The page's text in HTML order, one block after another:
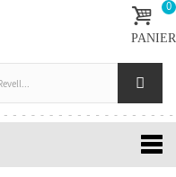
0
PANIER